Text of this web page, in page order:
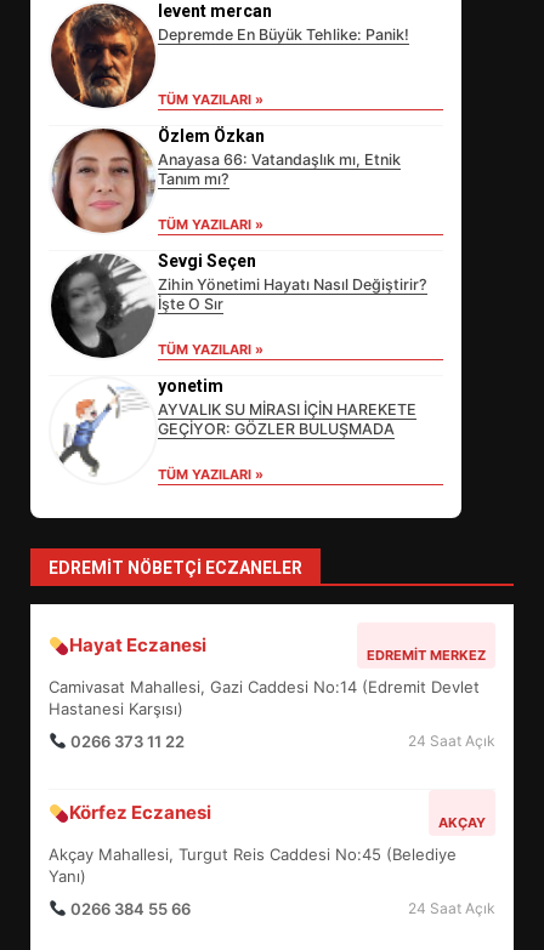
levent mercan
Depremde En Büyük Tehlike: Panik!
TÜM YAZILARI »
Özlem Özkan
Anayasa 66: Vatandaşlık mı, Etnik
Tanım mı?
TÜM YAZILARI »
Sevgi Seçen
Zihin Yönetimi Hayatı Nasıl Değiştirir?
İşte O Sır
TÜM YAZILARI »
yonetim
AYVALIK SU MİRASI İÇİN HAREKETE
GEÇİYOR: GÖZLER BULUŞMADA
TÜM YAZILARI »
EDREMIT NÖBETÇI ECZANELER
Hayat Eczanesi EDREMIT MERKEZ
Camivasat Mahallesi, Gazi Caddesi No:14 (Edremit Devlet
Hastanesi Karşısı)
0266 373 11 22
24 Saat Açık
Körfez Eczanesi AKÇAY
Akçay Mahallesi, Turgut Reis Caddesi No:45 (Belediye
Yanı)
0266 384 55 66
24 Saat Açık
SÜRDÜRÜLEBİLİRLİKTE NE
DEĞİŞECEK?
4
5
BALIKESİR MÜZELERİNDE SÜRE
UZATILDI: NE DEĞİŞTİ?
6
TURNUVASI KAYITLARI NEYİ